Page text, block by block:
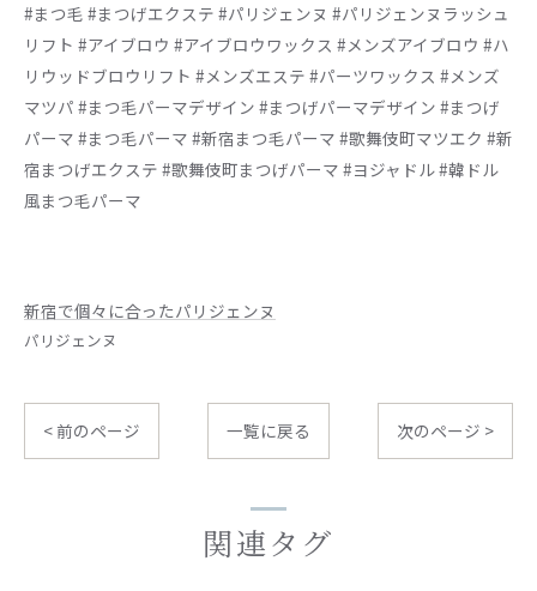
#まつ毛 #まつげエクステ #パリジェンヌ #パリジェンヌラッシュ
リフト #アイブロウ #アイブロウワックス #メンズアイブロウ #ハ
リウッドブロウリフト #メンズエステ #パーツワックス #メンズ
マツパ #まつ毛パーマデザイン #まつげパーマデザイン #まつげ
パーマ #まつ毛パーマ #新宿まつ毛パーマ #歌舞伎町マツエク #新
宿まつげエクステ #歌舞伎町まつげパーマ #ヨジャドル #韓ドル
風まつ毛パーマ
新宿で個々に合ったパリジェンヌ
パリジェンヌ
< 前のページ 一覧に戻る 次のページ >
関連タグ